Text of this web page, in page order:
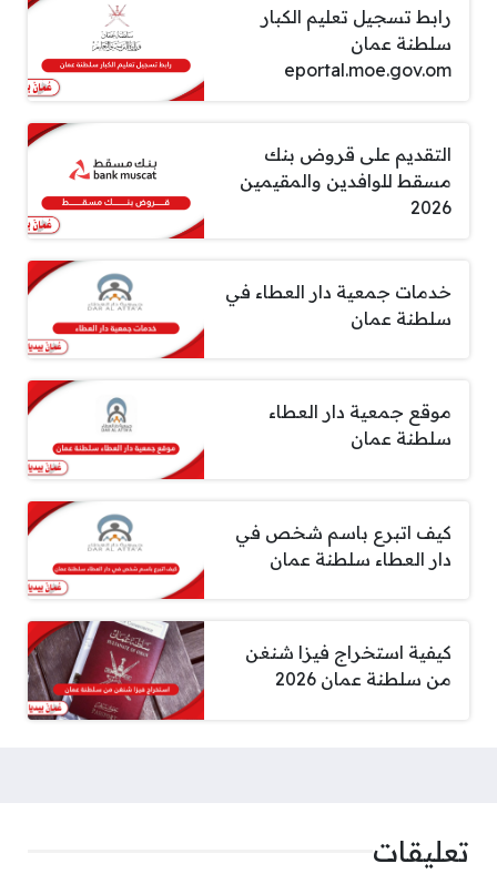
رابط تسجيل تعليم الكبار
سلطنة عمان
eportal.moe.gov.om
التقديم على قروض بنك
مسقط للوافدين والمقيمين
2026
خدمات جمعية دار العطاء في
سلطنة عمان
موقع جمعية دار العطاء
سلطنة عمان
كيف اتبرع باسم شخص في
دار العطاء سلطنة عمان
كيفية استخراج فيزا شنغن
من سلطنة عمان 2026
تعليقات